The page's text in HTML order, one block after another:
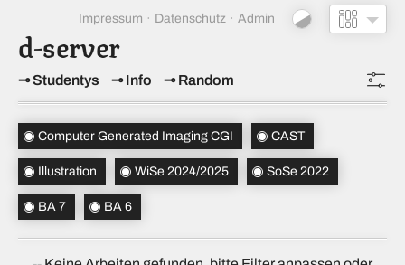
d-server
Studentys Info Random
Impressum Datenschutz Admin
Topics(3)
Studiensemester(2)
Bachelorsemester
Sortierung(↝ zufällig)
Computer Generated Imaging CGI CAST
Illustration WiSe 2024/2025 SoSe 2022
BA 7 BA 6